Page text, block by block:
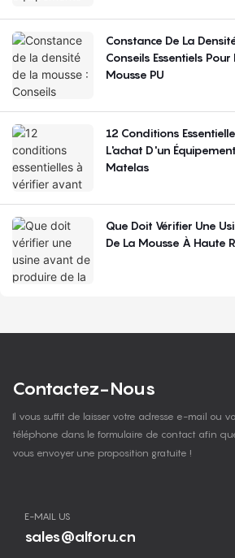
Constance De La
Conseils Essentiels
Mousse PU
12 Conditions
L'achat D'un
Matelas
Que Doit Vérifier Une
De La Mousse À Haute
Contactez-Nous
Il vous suffit de laisser votre adresse e-mail ou
téléphone dans le formulaire de contact afin
vous envoyer une proposition gratuite !
E-MAIL US
sales@alforu.cn